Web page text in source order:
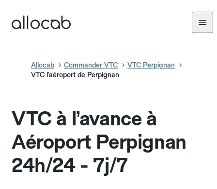
Allocab Commander VTC
VTC Perpignan
VTC l'aéroport de Perpignan
VTC à l’avance à
Aéroport Perpignan
24h/24 - 7j/7